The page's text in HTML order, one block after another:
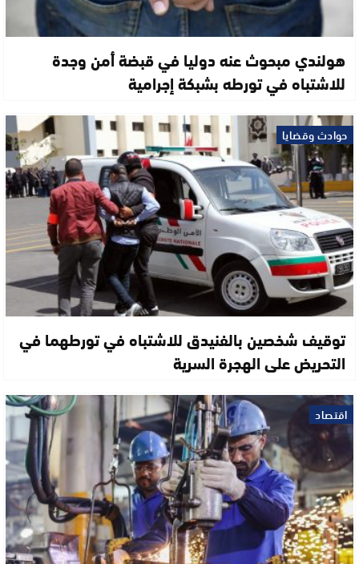
هولندي مبحوث عنه دوليا في قبضة أمن وجدة
للاشتباه في تورطه بشبكة إجرامية
حوادث وقضايا
توقيف شخصين بالفنيدق للاشتباه في تورطهما في
التحريض على الهجرة السرية
اقتصاد